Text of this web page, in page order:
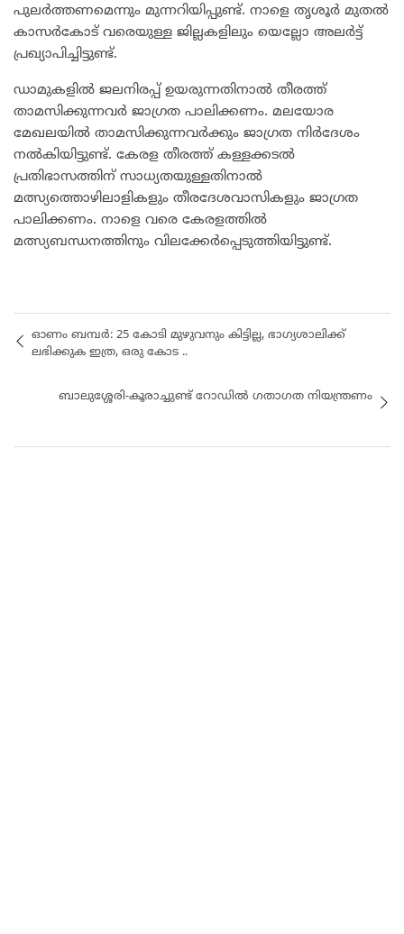
പുലര്‍ത്തണമെന്നും മുന്നറിയിപ്പുണ്ട്. നാളെ തൃശൂർ മുതൽ
കാസര്‍കോട് വരെയുള്ള ജില്ലകളിലും യെല്ലോ അലര്‍ട്ട്
പ്രഖ്യാപിച്ചിട്ടുണ്ട്.
ഡാമുകളിൽ ജലനിരപ്പ് ഉയരുന്നതിനാൽ തീരത്ത്
താമസിക്കുന്നവർ ജാഗ്രത പാലിക്കണം. മലയോര
മേഖലയിൽ താമസിക്കുന്നവർക്കും ജാഗ്രത നിർദേശം
നൽകിയിട്ടുണ്ട്. കേരള തീരത്ത് കള്ളക്കടൽ
പ്രതിഭാസത്തിന് സാധ്യതയുള്ളതിനാൽ
മത്സ്യത്തൊഴിലാളികളും തീരദേശവാസികളും ജാഗ്രത
പാലിക്കണം. നാളെ വരെ കേരളത്തിൽ
മത്സ്യബന്ധനത്തിനും വില​ക്കേർപ്പെടുത്തിയിട്ടുണ്ട്.
ഓണം ബമ്പര്‍: 25 കോടി മുഴുവനും കിട്ടില്ല, ഭാഗ്യശാലിക്ക്
ലഭിക്കുക ഇത്ര, ഒരു കോട ..
ബാലുശ്ശേരി-കൂരാച്ചുണ്ട് റോഡില്‍ ഗതാഗത നിയന്ത്രണം